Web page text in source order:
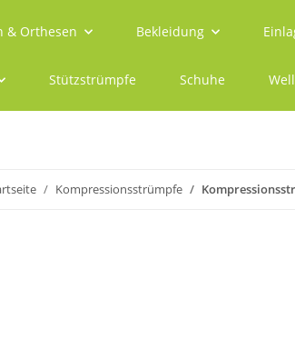
& Orthesen Bekleidung
Stützstrümpfe Schuhe
Kompressionsstrümpfe